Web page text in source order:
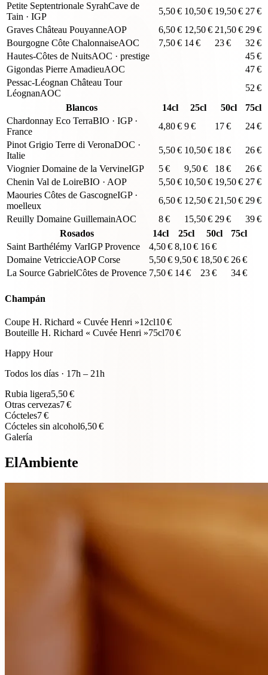
Petite Septentrionale SyrahCave de
Tain · IGP
5,50€ 10,50€ 19,50€ 27€
Graves Château PouyanneAOP 6,50€ 12,50€ 21,50€ 29€
Bourgogne Côte ChalonnaiseAOC 7,50€ 14€ 23€ 32 €
Hautes-Côtes de NuitsAOC · prestige 45€
Gigondas Pierre AmadieuAOC 47€
Pessac-Léognan Château Tour
LéognanAOC
52 €
Blancos
14cl 25cl 50cl
75cl
Chardonnay Eco TerraBIO · IGP ·
France
4,80€ 9€ 17€ 24€
Pinot Grigio Terre di VeronaDOC ·
Italie
5,50€ 10,50€ 18€ 26€
Viognier Domaine de la VervineIGP 5€ 9,50€ 18€ 26€
Chenin Val de LoireBIO · AOP 5,50€ 10,50€ 19,50€ 27€
Maouries Côtes de GascogneIGP ·
moelleux
6,50€ 12,50€ 21,50€ 29€
Reuilly Domaine GuillemainAOC 8€ 15,50€ 29€ 39€
Rosados
14cl 25cl 50cl
75cl
Saint Barthélémy VarIGP Provence 4,50€ 8,10€ 16€
Domaine VetriccieAOP Corse 5,50€ 9,50€ 18,50€ 26€
La Source GabrielCôtes de Provence 7,50€ 14€ 23€ 34€
Champán
Coupe H. Richard « Cuvée Henri »12cl10€
Bouteille H. Richard « Cuvée Henri »75cl70€
Happy Hour
Todos los días · 17h – 21h
Rubia ligera5,50€
Otras cervezas7€
Cócteles7€
Cócteles sin alcohol6,50€
Galería
ElAmbiente